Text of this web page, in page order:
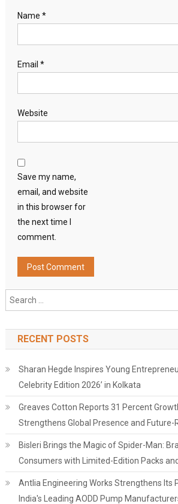
Name *
Email *
Website
Save my name,
email, and website
in this browser for
the next time I
comment.
RECENT POSTS
Sharan Hegde Inspires Young
Celebrity Edition 2026’ in Kolkata
Greaves Cotton Reports 31 Percent
Strengthens Global Presence and Future-
Bisleri Brings the Magic of Spider-Man:
Consumers with Limited-Edition Packs
Antlia Engineering Works Strengthens Its
India's Leading AODD Pump